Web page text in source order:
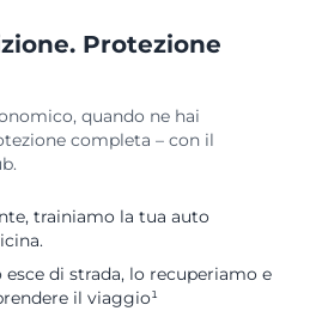
Protezione
quando ne hai
completa – con il
trainiamo la tua auto
di strada, lo recuperiamo e
il viaggio¹